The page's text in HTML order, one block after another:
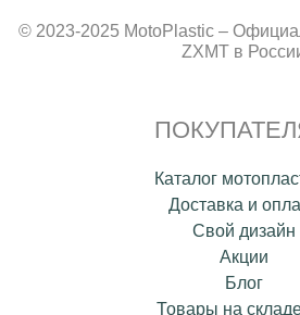
© 2023-2025 MotoPlastic –
ZXMT в
Каталог
Доставка и
Свой дизайн
Акции
Блог
Товары на